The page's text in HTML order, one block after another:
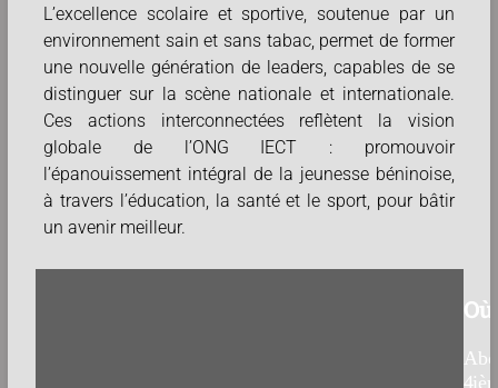
L’excellence scolaire et sportive, soutenue par un
environnement sain et sans tabac, permet de former
une nouvelle génération de leaders, capables de se
distinguer sur la scène nationale et internationale.
Ces actions interconnectées reflètent la vision
globale de l’ONG IECT : promouvoir
l’épanouissement intégral de la jeunesse béninoise,
à travers l’éducation, la santé et le sport, pour bâtir
un avenir meilleur.